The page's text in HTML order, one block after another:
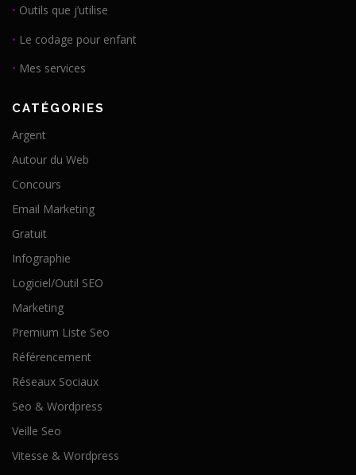
• Outils que j’utilise
• Le codage pour enfant
• Mes services
CATÉGORIES
Argent
Autour du Web
Concours
Email Marketing
Gratuit
Infographie
Logiciel/Outil SEO
Marketing
Premium Liste Seo
Référencement
Réseaux Sociaux
Seo & Wordpress
Veille Seo
Vitesse & Wordpress